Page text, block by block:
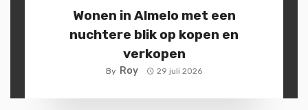
Wonen in Almelo met een
nuchtere blik op kopen en
verkopen
By Roy 29 juli 2026